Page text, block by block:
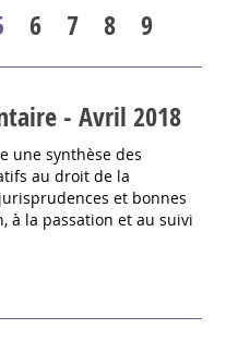
6 7 8
9
- Avril 2018
une synthèse des
au droit de la
et bonnes
à la passation et au suivi